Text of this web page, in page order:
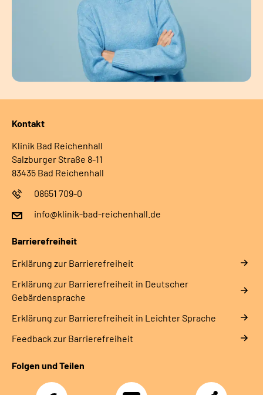
Kontakt
Klinik Bad Reichenhall
Salzburger Straße 8-11
83435 Bad Reichenhall
08651 709-0
info@klinik-bad-reichenhall.de
Barrierefreiheit
Erklärung zur Barrierefreiheit
Erklärung zur Barrierefreiheit in Deutscher
Gebärdensprache
Erklärung zur Barrierefreiheit in Leichter Sprache
Feedback zur Barrierefreiheit
Folgen und Teilen
Facebook YouTube